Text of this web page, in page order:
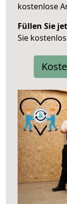
kostenlose
Füllen Sie
Sie